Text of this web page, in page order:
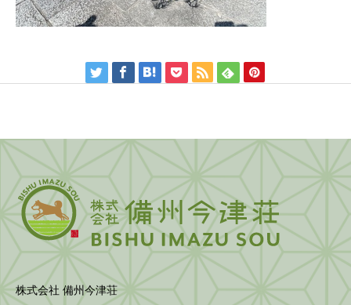
株式会社 備州今津荘